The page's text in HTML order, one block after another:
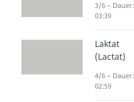
Körper
Atmung
ist und wie
3/6 – Dauer:
03:39
Laktat
(Lactat)
4/6 – Dauer:
02:59